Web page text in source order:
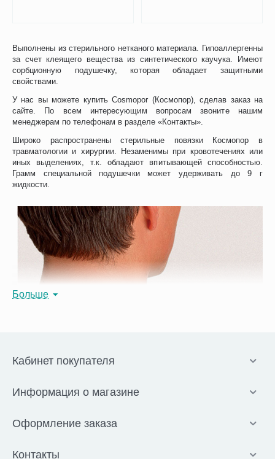
Выполнены из стерильного нетканого материала. Гипоаллергенны
за счет клеящего вещества из синтетического каучука. Имеют
сорбционную подушечку, которая обладает защитными
свойствами.
У нас вы можете купить Cosmopor (Космопор), сделав заказ на
сайте. По всем интересующим вопросам звоните нашим
менеджерам по телефонам в разделе «Контакты».
Широко распространены стерильные повязки Космопор в
травматологии и хирургии. Незаменимы при кровотечениях или
иных выделениях, т.к. обладают впитывающей способностью.
Грамм специальной подушечки может удерживать до 9 г
жидкости.
Больше
Кабинет покупателя
Информация о магазине
Оформление заказа
Контакты